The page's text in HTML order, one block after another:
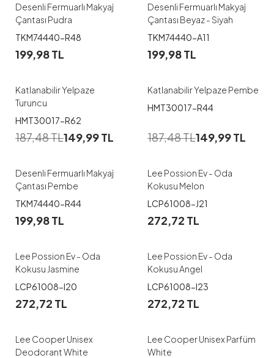
Desenli Fermuarlı Makyaj
Çantası Pudra
TKM74440-R48
199,98TL
Desenli Fermuarlı Makyaj
Çantası Beyaz - Siyah
TKM74440-A11
199,98TL
Katlanabilir Yelpaze
Turuncu
HMT30017-R62
187,48TL149,99TL
Katlanabilir Yelpaze Pembe
HMT30017-R44
187,48TL149,99TL
Desenli Fermuarlı Makyaj
Çantası Pembe
TKM74440-R44
199,98TL
Lee Possion Ev - Oda
Kokusu Melon
LCP61008-J21
272,72 TL
Lee Possion Ev - Oda
Kokusu Jasmine
LCP61008-I20
272,72 TL
Lee Possion Ev - Oda
Kokusu Angel
LCP61008-I23
272,72 TL
Lee Cooper Unisex
Deodorant White
Lee Cooper Unisex Parfüm
White